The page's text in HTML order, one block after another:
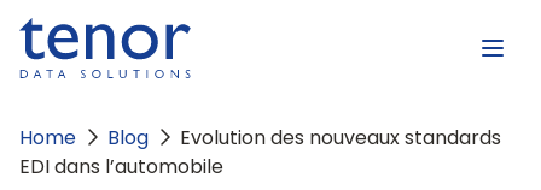
Home Blog
Evolution des nouveaux standards
EDI dans l’automobile